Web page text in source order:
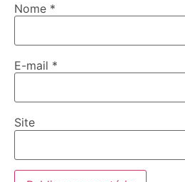
Nome *
E-mail *
Site